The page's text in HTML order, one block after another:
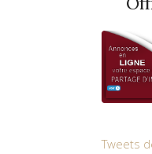
Tweets